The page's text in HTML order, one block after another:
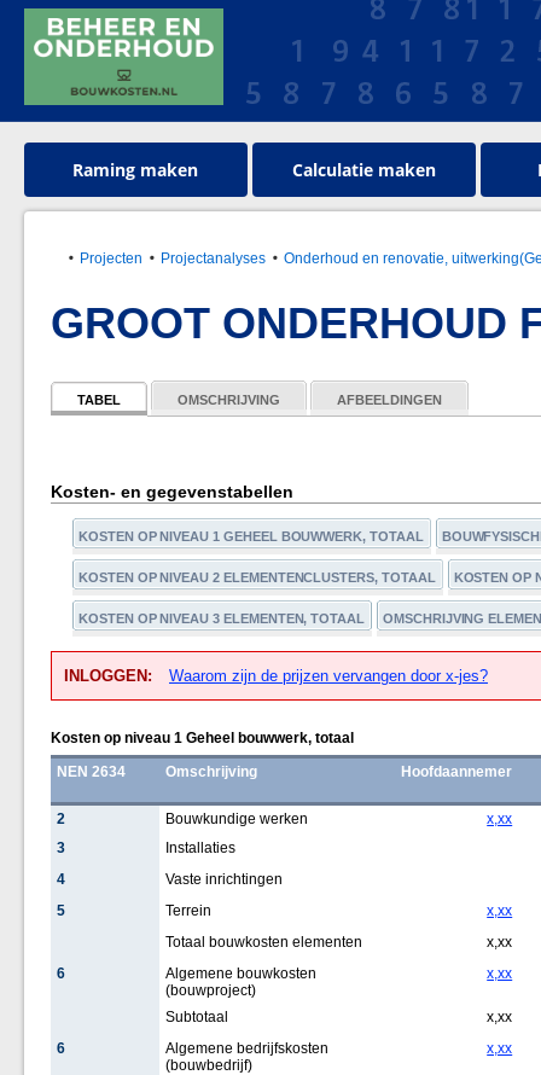
Raming maken Calculatie maken
Projecten Projectanalyses Onderhoud en renovatie,
GROOT ONDERHOUD
TABEL OMSCHRIJVING AFBEELDINGEN
Kosten- en gegevenstabellen
KOSTEN OP NIVEAU 1 GEHEEL BOUWWERK, TOTAAL
KOSTEN OP NIVEAU 2 ELEMENTENCLUSTERS, TOTAAL KOSTEN OP
KOSTEN OP NIVEAU 3 ELEMENTEN, TOTAAL OMSCHRIJVING
INLOGGEN: Waarom zijn de prijzen vervangen door x-jes?
Kosten op niveau 1 Geheel bouwwerk, totaal
NEN 2634
Omschrijving Hoofdaannemer
2 Bouwkundige werken
x,xx
3
Installaties
4
Vaste inrichtingen
5
Terrein
x,xx
Totaal bouwkosten elementen
x,xx
6
Algemene bouwkosten
(bouwproject)
x,xx
Subtotaal
x,xx
6
Algemene bedrijfskosten
(bouwbedrijf)
x,xx